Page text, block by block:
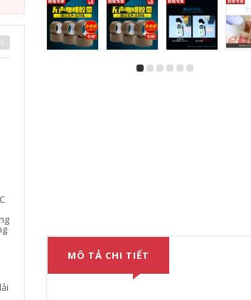
Marath Băng Pet
chống thấm nước
chống cháy Nhiệt độ
mét băng báo hiệu
MÔ TẢ CHI TIẾT